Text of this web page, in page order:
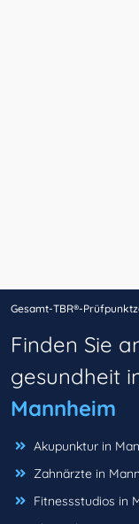
Gesamt-TBR®-
Finden Sie
gesundheit
Mannheim
Akupunktur in
Zahnärzte in
Fitnessstudios in